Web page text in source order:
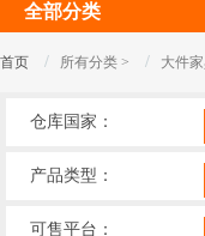
全部分类
首页 / 所有分类 > / 大件
仓库国家：
产品类型：
可售平台：